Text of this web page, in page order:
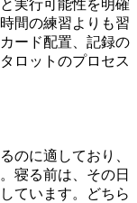
実行可能性を明確
間の練習よりも習
ード配置、記録の
ロットのプロセス
のに適しており、
寝る前は、その日
ています。どちら